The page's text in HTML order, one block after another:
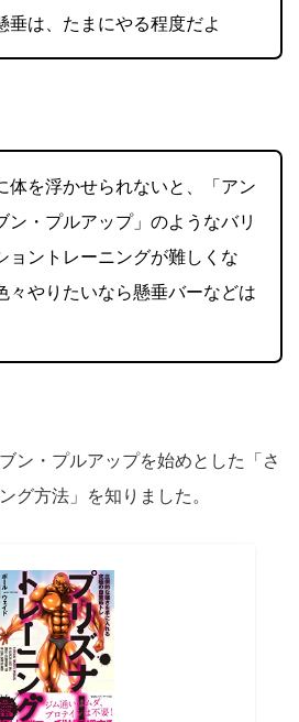
垂は、たまにやる程度だよ
体を浮かせられないと、「アン
ン・プルアップ」のようなバリ
ョントレーニングが難しくな
々やりたいなら懸垂バーなどは
ン・プルアップを始めとした「さ
グ方法」を知りました。